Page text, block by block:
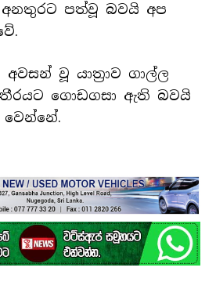
පත්වූ බවයි අප
වූ යාත්‍රාව ගාල්ල
ගොඩගසා ඇති බවයි
වෙන්නේ.